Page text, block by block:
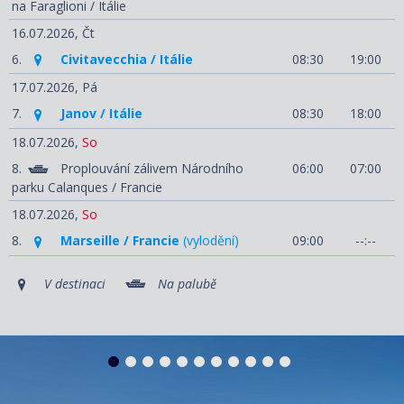
na Faraglioni / Itálie
16.07.2026, Čt
6.
Civitavecchia / Itálie 08:30
19:00
17.07.2026, Pá
7.
Janov / Itálie 08:30
18:00
18.07.2026, So
8.
Proplouvání zálivem Národního
parku Calanques / Francie
06:00 07:00
18.07.2026, So
8.
Marseille / Francie (vylodění) 09:00 --:--
V destinaci Na palubě